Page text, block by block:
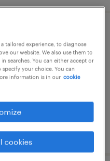
フト、入出荷
, 埼玉県
tailored experience, to diagnose
our website. We also use them to
searches. You can either accept or
your choice. You can
information is in our cookie
cookies